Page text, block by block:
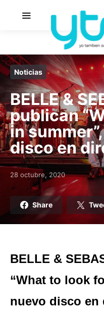
Noticias
BELLE &
publican
in
disco en
Posted on
28 octubre, 2020
Share
BELLE &
“What to look
nuevo disco en